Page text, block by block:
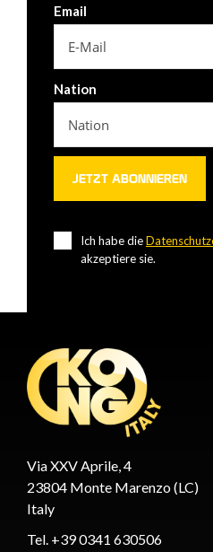
Email
Nation
Ich habe die
akzeptiere sie.
Via XXV Aprile, 4
23804 Monte Marenzo (LC)
Italy
Tel. +39 0341 630506